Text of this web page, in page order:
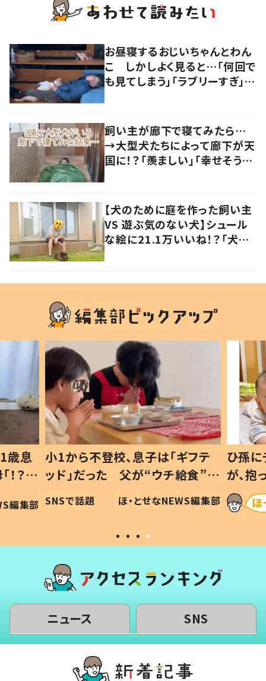
お昼寝するおじいちゃんとわん
こ しかしよく見ると…「何回で
も見てしまう」「ラブリーすぎ」の
飼い主が廊下で寝てみたら…
→大型犬たちによって廊下が天
国に！？「羨ましい」「幸せそう」
【犬のために庭を作った飼い主
VS 遊ぶ気のない犬】シュール
な絵に21.1万いいね！？「犬の
歳息
？」
編集部
小1から不登校、息子は「ギフテ
ッド」だった 父が“ウチ給食”を
作り続ける理由とは #令和の親
#令和の子
SNSで話題 ほ・とせなNEWS編集部
ひ孫
が、
「涙が
い」
ニュース SNS